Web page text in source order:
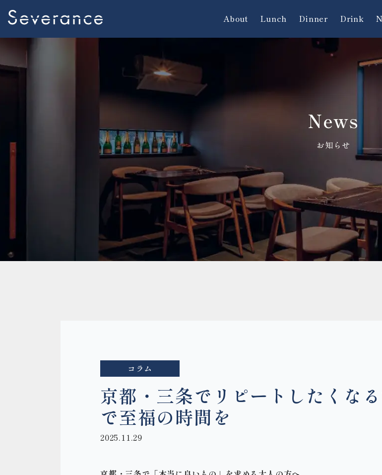
About Lunch Dinner Drink
News
お知らせ
コラム
京都・三条でリピートしたくな
で至福の時間を
2025.11.29